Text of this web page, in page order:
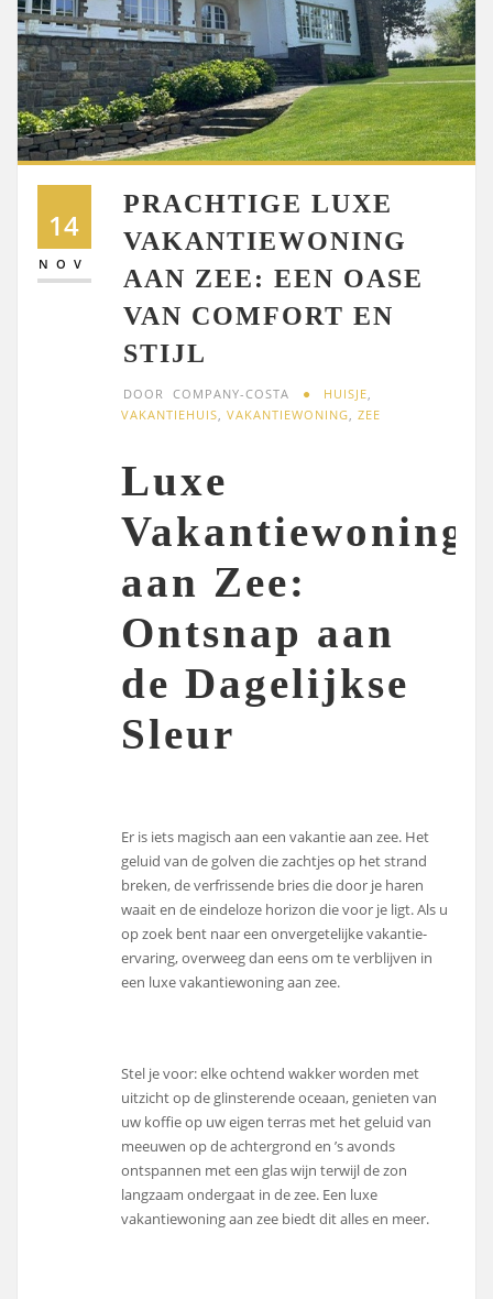
14
NOV
PRACHTIGE LUXE
VAKANTIEWONING
AAN ZEE: EEN OASE
VAN COMFORT EN
STIJL
DOOR COMPANY-COSTA HUISJE,
VAKANTIEHUIS,VAKANTIEWONING,ZEE
Luxe
Vakantiewoning
aan Zee:
Ontsnap aan
de Dagelijkse
Sleur
Er is iets magisch aan een vakantie aan zee. Het
geluid van de golven die zachtjes op het strand
breken, de verfrissende bries die door je haren
waait en de eindeloze horizon die voor je ligt. Als u
op zoek bent naar een onvergetelijke vakantie-
ervaring, overweeg dan eens om te verblijven in
een luxe vakantiewoning aan zee.
Stel je voor: elke ochtend wakker worden met
uitzicht op de glinsterende oceaan, genieten van
uw koffie op uw eigen terras met het geluid van
meeuwen op de achtergrond en ’s avonds
ontspannen met een glas wijn terwijl de zon
langzaam ondergaat in de zee. Een luxe
vakantiewoning aan zee biedt dit alles en meer.